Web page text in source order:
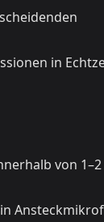
in
von 1–2